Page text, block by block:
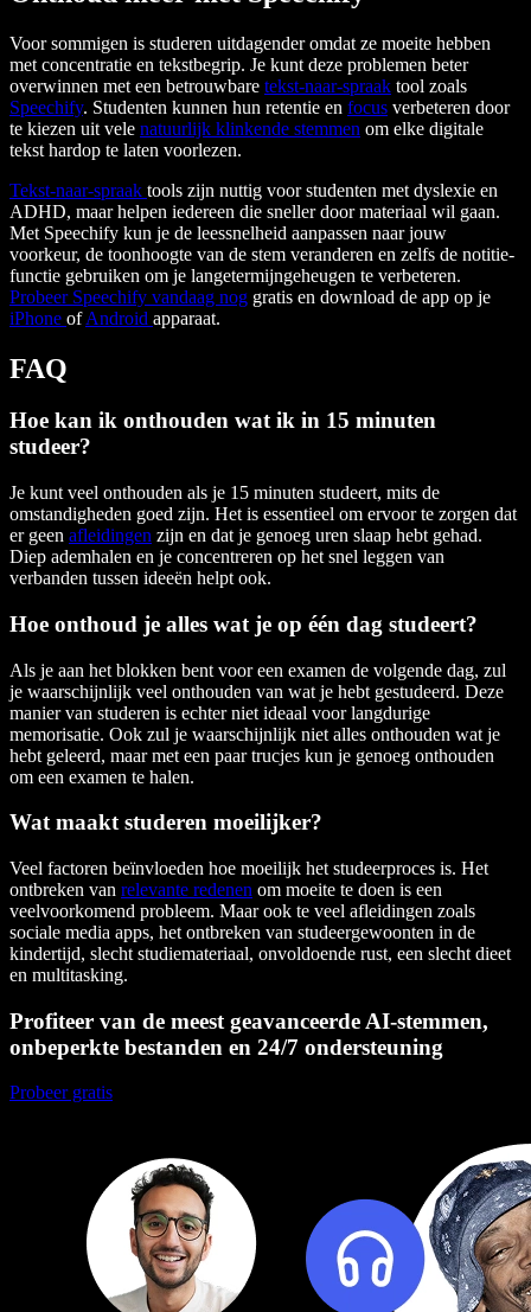
Voor sommigen is studeren uitdagender omdat ze moeite hebben
met concentratie en tekstbegrip. Je kunt deze problemen beter
overwinnen met een betrouwbare tekst-naar-spraak tool zoals
Speechify. Studenten kunnen hun retentie en focus verbeteren door
te kiezen uit vele natuurlijk klinkende stemmen om elke digitale
tekst hardop te laten voorlezen.
Tekst-naar-spraak tools zijn nuttig voor studenten met dyslexie en
ADHD, maar helpen iedereen die sneller door materiaal wil gaan.
Met Speechify kun je de leessnelheid aanpassen naar jouw
voorkeur, de toonhoogte van de stem veranderen en zelfs de notitie-
functie gebruiken om je langetermijngeheugen te verbeteren.
Probeer Speechify vandaag nog gratis en download de app op je
iPhone ofAndroid apparaat.
FAQ
Hoe kan ik onthouden wat ik in 15 minuten
studeer?
Je kunt veel onthouden als je 15 minuten studeert, mits de
omstandigheden goed zijn. Het is essentieel om ervoor te zorgen dat
er geen afleidingen zijn en dat je genoeg uren slaap hebt gehad.
Diep ademhalen en je concentreren op het snel leggen van
verbanden tussen ideeën helpt ook.
Hoe onthoud je alles wat je op één dag studeert?
Als je aan het blokken bent voor een examen de volgende dag, zul
je waarschijnlijk veel onthouden van wat je hebt gestudeerd. Deze
manier van studeren is echter niet ideaal voor langdurige
memorisatie. Ook zul je waarschijnlijk niet alles onthouden wat je
hebt geleerd, maar met een paar trucjes kun je genoeg onthouden
om een examen te halen.
Wat maakt studeren moeilijker?
Veel factoren beïnvloeden hoe moeilijk het studeerproces is. Het
ontbreken van relevante redenen om moeite te doen is een
veelvoorkomend probleem. Maar ook te veel afleidingen zoals
sociale media apps, het ontbreken van studeergewoonten in de
kindertijd, slecht studiemateriaal, onvoldoende rust, een slecht dieet
en multitasking.
Profiteer van de meest geavanceerde AI-stemmen,
onbeperkte bestanden en 24/7 ondersteuning
Probeer gratis